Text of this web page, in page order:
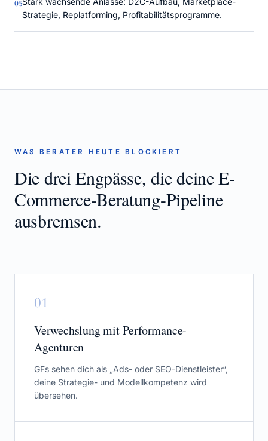
05
Strategie, Replatforming, Profitabilitätsprogramme.
WAS BERATER HEUTE BLOCKIERT
Die drei Engpässe, die deineE-
Commerce-Beratung-Pipeline
ausbremsen.
01
Verwechslung mit Performance-
Agenturen
GFs sehen dich als „Ads- oder SEO-Dienstleister“,
deine Strategie- und Modellkompetenz wird
übersehen.